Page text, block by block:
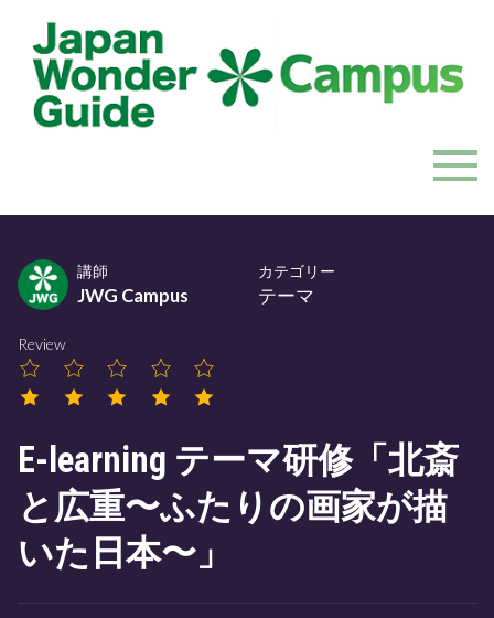
content
JapanWonderGuide Campus
「日本のガイドの質を世界一に」を目指すガイドコミ
講師
JWG Campus
カテゴリー
テーマ
Review
E-learning テーマ研修「北斎
と広重〜ふたりの画家が描
いた日本〜」